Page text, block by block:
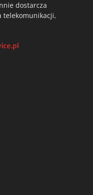
dostarcza
telekomunikacji,